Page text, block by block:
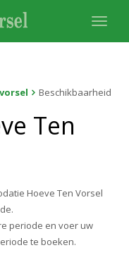
Beschikbaarheid
Ten
Hoeve Ten Vorsel
periode en voer uw
te boeken.